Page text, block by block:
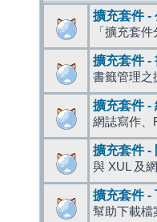
擴充套件 -
「擴充套
擴充套件 -
書籤管理之
擴充套件 -
網誌寫作、
擴充套件 -
與 XUL 及
擴充套件 -
幫助下載檔